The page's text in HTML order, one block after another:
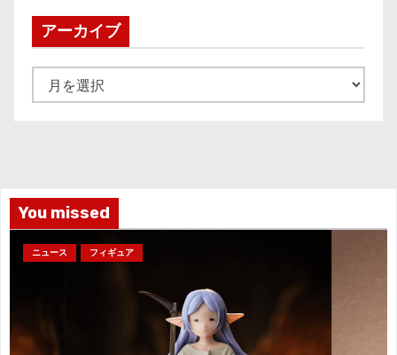
アーカイブ
ー
You missed
ニュース フィギュア